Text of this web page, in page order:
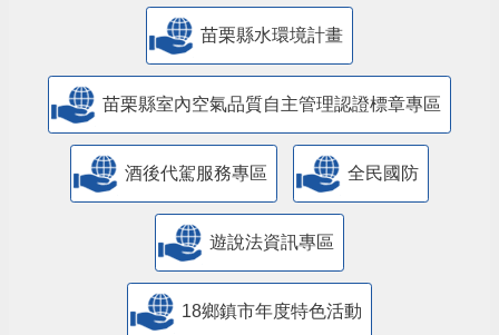
苗栗縣水環境計畫
苗栗縣室內空氣品質自主管理認證標章專區
酒後代駕服務專區 全民國防
遊說法資訊專區
18鄉鎮市年度特色活動